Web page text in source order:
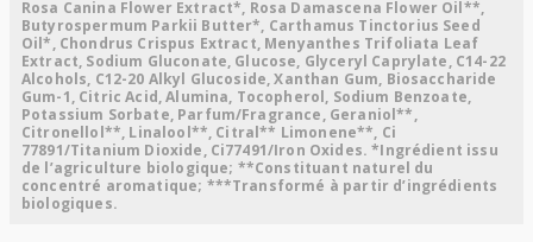
Rosa Canina Flower Extract*, Rosa Damascena Flower Oil**,
Butyrospermum Parkii Butter*, Carthamus Tinctorius Seed
Oil*, Chondrus Crispus Extract, Menyanthes Trifoliata Leaf
Extract, Sodium Gluconate, Glucose, Glyceryl Caprylate, C14-22
Alcohols, C12-20 Alkyl Glucoside, Xanthan Gum, Biosaccharide
Gum-1, Citric Acid, Alumina, Tocopherol, Sodium Benzoate,
Potassium Sorbate, Parfum/Fragrance, Geraniol**,
Citronellol**, Linalool**, Citral** Limonene**, Ci
77891/Titanium Dioxide, Ci77491/Iron Oxides. *Ingrédient issu
de l’agriculture biologique; **Constituant naturel du
concentré aromatique; ***Transformé à partir d’ingrédients
biologiques.